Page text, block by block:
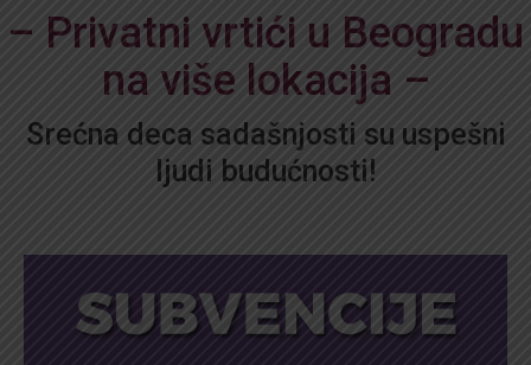
– Privatni vrtići u Beogradu
na više lokacija –
Srećna deca sadašnjosti su uspešni
ljudi budućnosti!